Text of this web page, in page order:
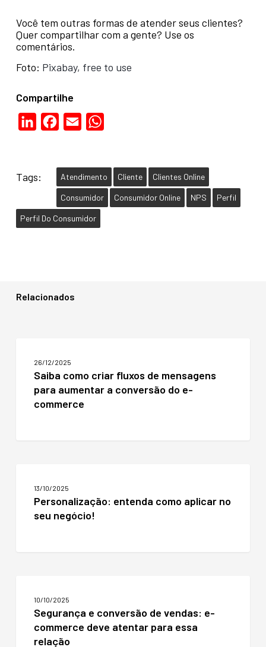
Você tem outras formas de atender seus clientes?
Quer compartilhar com a gente? Use os
comentários.
Foto: Pixabay, free to use
Compartilhe
LinkedInFacebook
Email
Tags: Atendimento Cliente Clientes Online
Consumidor Consumidor Online NPS Perfil
Perfil Do Consumidor
Relacionados
criar
fluxos
mensagens
commerce
26/12/2025
Saiba como criar fluxos de mensagens
para aumentar a conversão do e-
commerce
como
aplicar
13/10/2025
Personalização: entenda como aplicar no
seu negócio!
conversão
vendas:
10/10/2025
Segurança e conversão de vendas: e-
commerce deve atentar para essa
relação